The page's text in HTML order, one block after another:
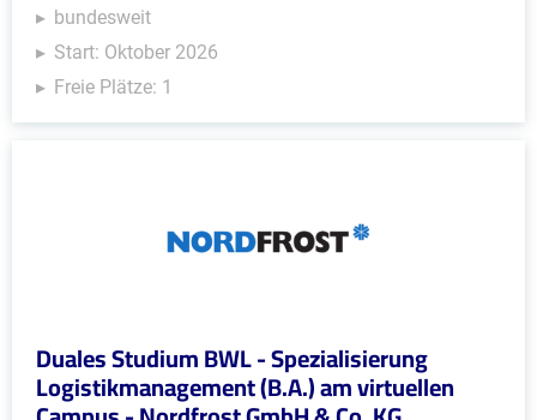
bundesweit
Start: Oktober 2026
Freie Plätze: 1
Duales Studium BWL - Spezialisierung
Logistikmanagement (B.A.) am virtuellen